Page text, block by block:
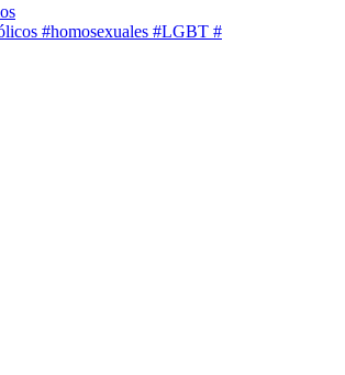
#homosexuales #LGBT #